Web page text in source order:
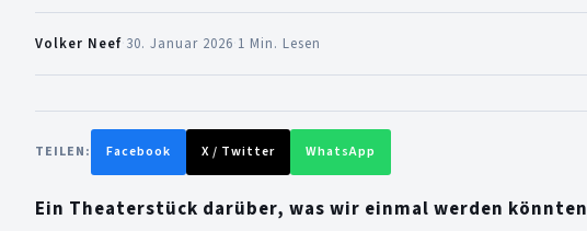
Volker Neef 30. Januar 2026 1 Min. Lesen
TEILEN: Facebook X / Twitter WhatsApp
Ein Theaterstück darüber, was wir einmal werden könnten